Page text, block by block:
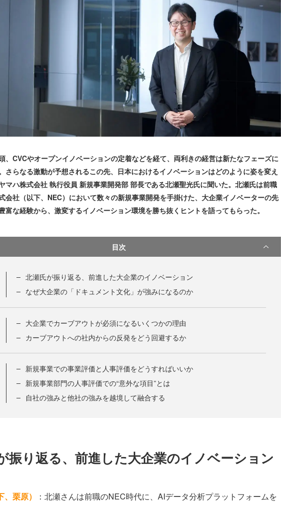
、CVCやオープンイノベーションの定着などを経て、両利きの経営は新たなフェーズに
さらなる激動が予想されるこの先、日本におけるイノベーションはどのように姿を変え
マハ株式会社 執行役員 新規事業開発部 部長である北瀬聖光氏に聞いた。北瀬氏は前職
会社（以下、NEC）において数々の新規事業開発を手掛けた、大企業イノベーターの先
富な経験から、激変するイノベーション環境を勝ち抜くヒントを語ってもらった。
目次
北瀬氏が振り返る、前進した大企業のイノベーション
なぜ大企業の「ドキュメント文化」が強みになるのか
大企業でカーブアウトが必須になるいくつかの理由
カーブアウトへの社内からの反発をどう回避するか
新規事業での事業評価と人事評価をどうすればいいか
新規事業部門の人事評価での“意外な項目”とは
自社の強みと他社の強みを越境して融合する
振り返る、前進した大企業のイノベーション
栗原）
：北瀬さんは前職のNEC時代に、AIデータ分析プラットフォームを